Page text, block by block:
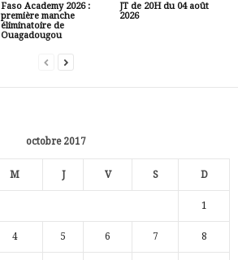
Faso Academy 2026 :
première manche
éliminatoire de
Ouagadougou
JT de 20H du 04 août
2026
octobre 2017
M J V S D
1
4 5 6 7 8